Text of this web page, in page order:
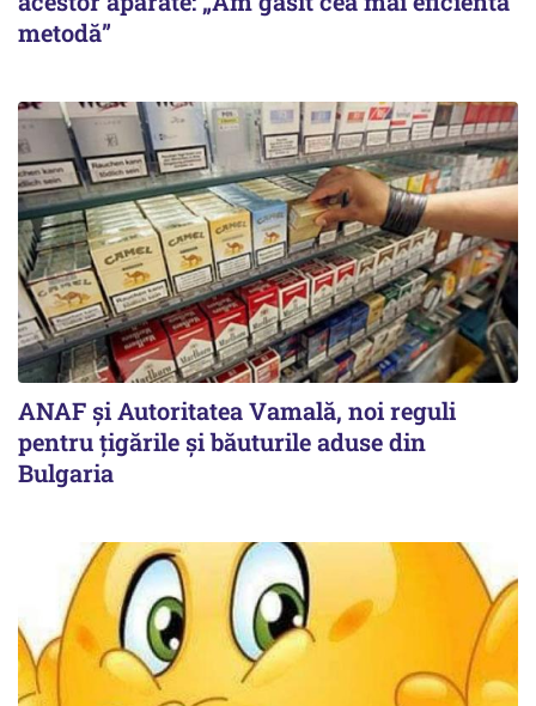
metodă”
ANAF și Autoritatea Vamală, noi reguli
pentru țigările și băuturile aduse din
Bulgaria